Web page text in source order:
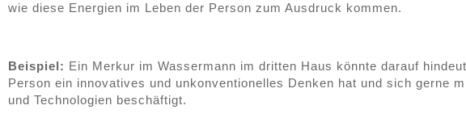
wie diese Energien im Leben der Person zum Ausdruck kommen.
Beispiel: Ein Merkur im Wassermann im dritten Haus könnte darauf
Person ein innovatives und unkonventionelles Denken hat und sich gerne
und Technologien beschäftigt.